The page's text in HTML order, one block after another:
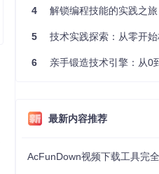
4 解锁编程技能的实践之旅：从零构建
5 技术实践探索：从零开始构建核心
6 亲手锻造技术引擎：从0到1构建核心
最新内容推荐
AcFunDown视频下载工具完